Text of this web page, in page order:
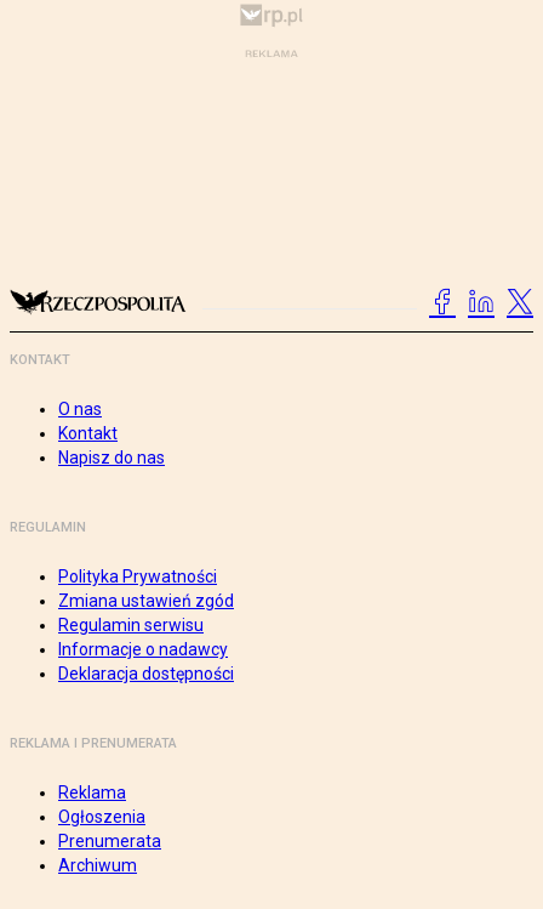
KONTAKT
O nas
Kontakt
Napisz do nas
REGULAMIN
Polityka Prywatności
Zmiana ustawień zgód
Regulamin serwisu
Informacje o nadawcy
Deklaracja dostępności
REKLAMA I PRENUMERATA
Reklama
Ogłoszenia
Prenumerata
Archiwum